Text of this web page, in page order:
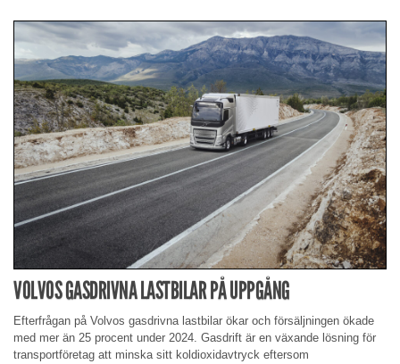
VOLVOS GASDRIVNA LASTBILAR PÅ UPPGÅNG
Efterfrågan på Volvos gasdrivna lastbilar ökar och försäljningen ökade
med mer än 25 procent under 2024. Gasdrift är en växande lösning för
transportföretag att minska sitt koldioxidavtryck eftersom